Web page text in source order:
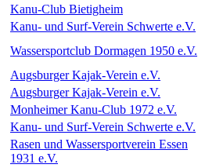
Kanu-Club Bietigheim
Kanu- und Surf-Verein Schwerte e.V.
Wassersportclub Dormagen 1950 e.V.
Augsburger Kajak-Verein e.V.
Augsburger Kajak-Verein e.V.
Monheimer Kanu-Club 1972 e.V.
Kanu- und Surf-Verein Schwerte e.V.
Rasen und Wassersportverein Essen
1931 e.V.